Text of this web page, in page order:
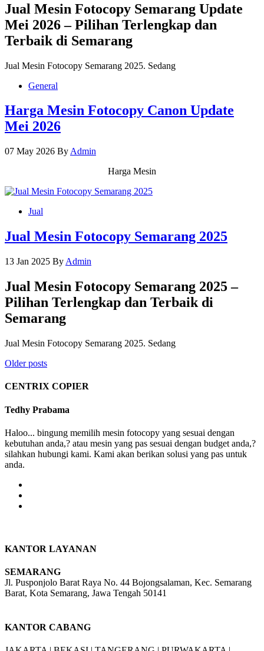
Jual Mesin Fotocopy Semarang Update
Mei 2026 – Pilihan Terlengkap dan
Terbaik di Semarang
Jual Mesin Fotocopy Semarang 2025. Sedang
General
Harga Mesin Fotocopy Canon Update
Mei 2026
07 May 2026 By Admin
Harga Mesin
Jual
Jual Mesin Fotocopy Semarang 2025
13 Jan 2025 By Admin
Jual Mesin Fotocopy Semarang 2025 –
Pilihan Terlengkap dan Terbaik di
Semarang
Jual Mesin Fotocopy Semarang 2025. Sedang
Posts
navigation
Older posts
CENTRIX COPIER
Tedhy Prabama
Haloo... bingung memilih mesin fotocopy yang sesuai dengan
kebutuhan anda,? atau mesin yang pas sesuai dengan budget anda,?
silahkan hubungi kami. Kami akan berikan solusi yang pas untuk
anda.
KANTOR LAYANAN
SEMARANG
Jl. Pusponjolo Barat Raya No. 44 Bojongsalaman, Kec. Semarang
Barat, Kota Semarang, Jawa Tengah 50141
KANTOR CABANG